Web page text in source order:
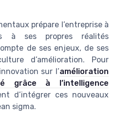
prépare l’entreprise à
à ses propres réalités
de ses enjeux, de ses
d’amélioration. Pour
sur l’amélioration
grâce à l’intelligence
d’intégrer ces nouveaux
sigma.